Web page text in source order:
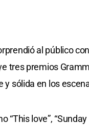
al público
tres premios
sólida en los
love”, “Sunday